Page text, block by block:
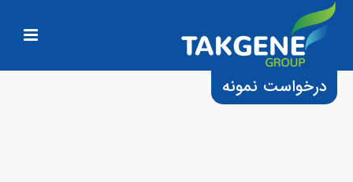
درخواست نمونه